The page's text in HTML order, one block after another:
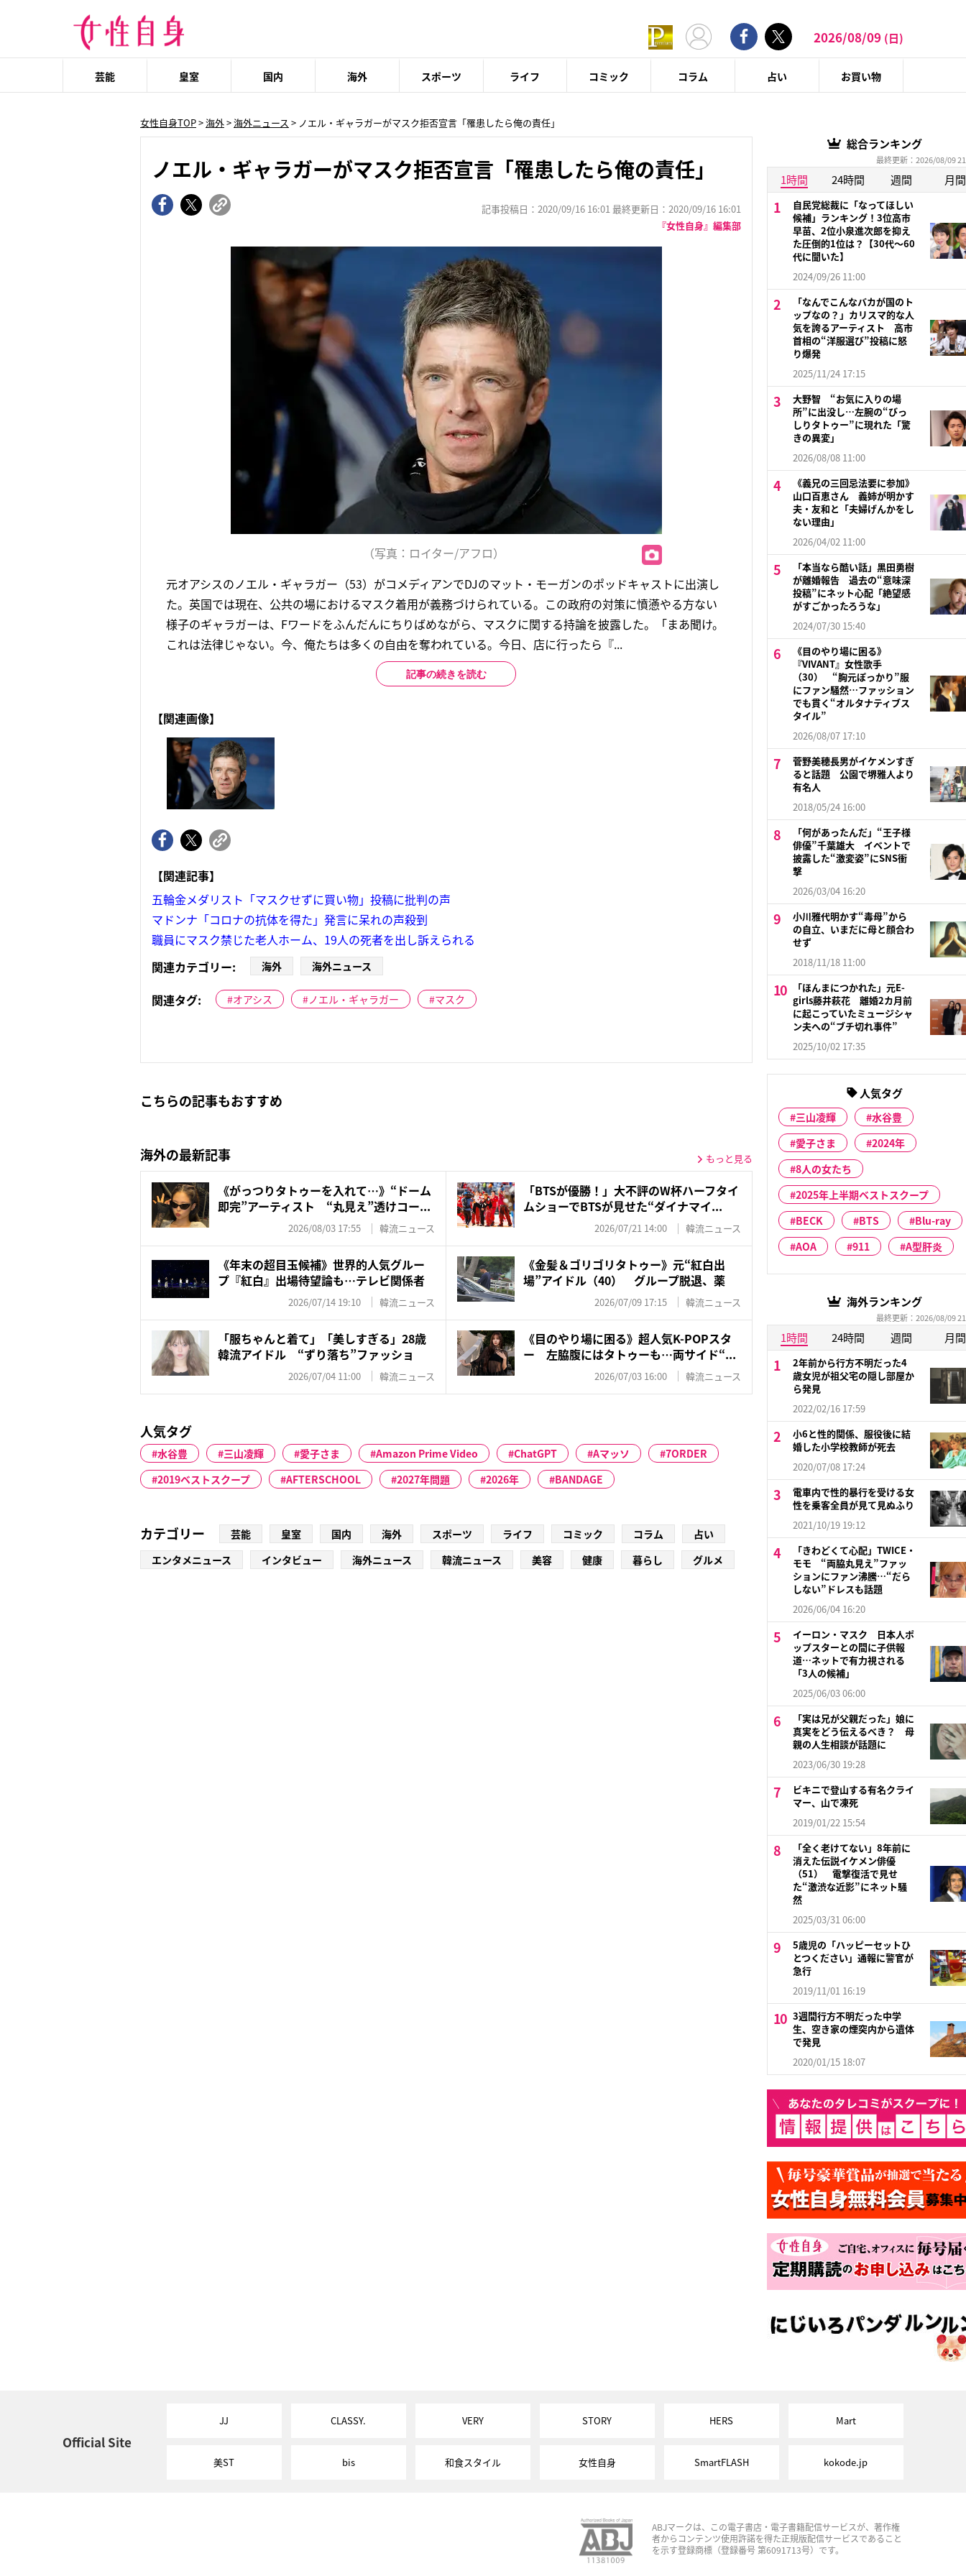
2026/08/09 (日)
芸能 皇室 国内 海外 スポーツ ライフ コミック コラム 占い お買い物
女性自身TOP>海外>海外ニュース > ノエル・ギャラガーがマスク拒否宣言「罹患したら俺の責任」
ノエル・ギャラガーがマスク拒否宣言「罹患したら俺の責任」
記事投稿日：2020/09/16 16:01 最終更新日：2020/09/16 16:01
『女性自身』編集部
（写真：ロイター/アフロ）
元オアシスのノエル・ギャラガー（53）がコメディアンでDJのマット・モーガンのポッドキャストに出演し
た。英国では現在、公共の場におけるマスク着用が義務づけられている。この政府の対策に憤懣やる方ない
様子のギャラガーは、Fワードをふんだんにちりばめながら、マスクに関する持論を披露した。「まあ聞け。
これは法律じゃない。今、俺たちは多くの自由を奪われている。今日、店に行ったら『...
記事の続きを読む
【関連画像】
【関連記事】
五輪金メダリスト「マスクせずに買い物」投稿に批判の声
マドンナ「コロナの抗体を得た」発言に呆れの声殺到
職員にマスク禁じた老人ホーム、19人の死者を出し訴えられる
関連カテゴリー:
海外 海外ニュース
関連タグ: オアシス ノエル・ギャラガー マスク
こちらの記事もおすすめ
海外の最新記事 もっと見る
《がっつりタトゥーを入れて…》“ドーム
即完”アーティスト “丸見え”透けコー...
2026/08/03 17:55 韓流ニュース
「BTSが優勝！」大不評のW杯ハーフタイ
ムショーでBTSが見せた“ダイナマイ...
2026/07/21 14:00 韓流ニュース
《年末の超目玉候補》世界的人気グルー
プ『紅白』出場待望論も…テレビ関係者
2026/07/14 19:10 韓流ニュース
《金髪＆ゴリゴリタトゥー》元“紅白出
場”アイドル（40） グループ脱退、薬
2026/07/09 17:15 韓流ニュース
「服ちゃんと着て」「美しすぎる」28歳
韓流アイドル “ずり落ち”ファッショ
2026/07/04 11:00 韓流ニュース
《目のやり場に困る》超人気K-POPスタ
ー 左脇腹にはタトゥーも…両サイド“...
2026/07/03 16:00 韓流ニュース
人気タグ
水谷豊 三山凌輝 愛子さま Amazon Prime Video ChatGPT Aマッソ
7ORDER
2019ベストスクープ
AFTERSCHOOL 2027年問題 2026年 BANDAGE
カテゴリー 芸能 皇室 国内 海外 スポーツ ライフ コミック コラム
占い
エンタメニュース
インタビュー 海外ニュース 韓流ニュース 美容 健康 暮らし グルメ
総合ランキング
最終更新：2026/08/09
1時間 24時間 週間 月間
自民党総裁に「なってほしい
候補」ランキング！3位高市
早苗、2位小泉進次郎を抑え
た圧倒的1位は？【30代〜60
代に聞いた】
2024/09/26 11:00
「なんでこんなバカが国のト
ップなの？」カリスマ的な人
気を誇るアーティスト 高市
首相の“洋服選び”投稿に怒
り爆発
2025/11/24 17:15
大野智 “お気に入りの場
所”に出没し…左腕の“びっ
しりタトゥー”に現れた「驚
きの異変」
2026/08/08 11:00
《義兄の三回忌法要に参加》
山口百恵さん 義姉が明かす
夫・友和と「夫婦げんかをし
ない理由」
2026/04/02 11:00
「本当なら酷い話」黒田勇樹
が離婚報告 過去の“意味深
投稿”にネット心配「絶望感
がすごかったろうな」
2024/07/30 15:40
《目のやり場に困る》
『VIVANT』女性歌手
（30） “胸元ぽっかり”服
にファン騒然…ファッション
でも貫く“オルタナティブス
タイル”
2026/08/07 17:10
菅野美穂長男がイケメンすぎ
ると話題 公園で堺雅人より
有名人
2018/05/24 16:00
「何があったんだ」“王子様
俳優”千葉雄大 イベントで
披露した“激変姿”にSNS衝
撃
2026/03/04 16:20
小川雅代明かす“毒母”から
の自立、いまだに母と顔合わ
せず
2018/11/18 11:00
「ほんまにつかれた」元E-
girls藤井萩花 離婚2カ月前
に起こっていたミュージシャ
ン夫への“ブチ切れ事件”
2025/10/02 17:35
人気タグ
三山凌輝
水谷豊
愛子さま
2024年
8人の女たち
2025年上半期ベストスクープ
BECK
BTS
Blu-ray
AOA
911 A型肝炎
海外ランキング
最終更新：2026/08/09
1時間 24時間 週間 月間
2年前から行方不明だった4
歳女児が祖父宅の隠し部屋か
ら発見
2022/02/16 17:59
小6と性的関係、服役後に結
婚した小学校教師が死去
2020/07/08 17:24
電車内で性的暴行を受ける女
性を乗客全員が見て見ぬふり
2021/10/19 19:12
「きわどくて心配」TWICE・
モモ “両脇丸見え”ファッ
ションにファン沸騰…“だら
しない”ドレスも話題
2026/06/04 16:20
イーロン・マスク 日本人ポ
ップスターとの間に子供報
道…ネットで有力視される
「3人の候補」
2025/06/03 06:00
「実は兄が父親だった」娘に
真実をどう伝えるべき？ 母
親の人生相談が話題に
2023/06/30 19:28
ビキニで登山する有名クライ
マー、山で凍死
2019/01/22 15:54
「全く老けてない」8年前に
消えた伝説イケメン俳優
（51） 電撃復活で見せ
た“激渋な近影”にネット騒
然
2025/03/31 06:00
5歳児の「ハッピーセットひ
とつください」通報に警官が
急行
2019/11/01 16:19
3週間行方不明だった中学
生、空き家の煙突内から遺体
で発見
2020/01/15 18:07
Official Site
JJ CLASSY. VERY STORY HERS Mart
美ST bis 和食スタイル 女性自身 SmartFLASH kokode.jp
ABJマークは、この電子書店・電子書籍配信サービスが、著作権
者からコンテンツ使用許諾を得た正規版配信サービスであること
を示す登録商標（登録番号 第6091713号）です。